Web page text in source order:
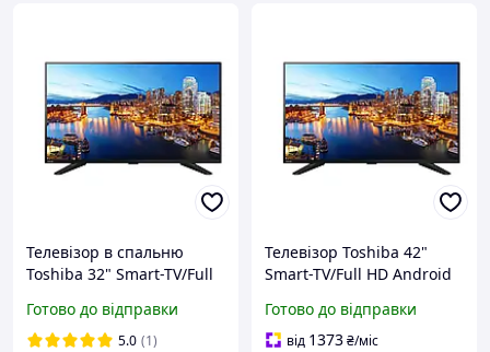
Телевізор в спальню
Toshiba 32" Smart-TV/Full
15.0
Готово до відправки
5.0 (1)
Телевізор Toshiba 42"
Smart-TV/Full HD Android
Готово до відправки
від 1373₴/міс